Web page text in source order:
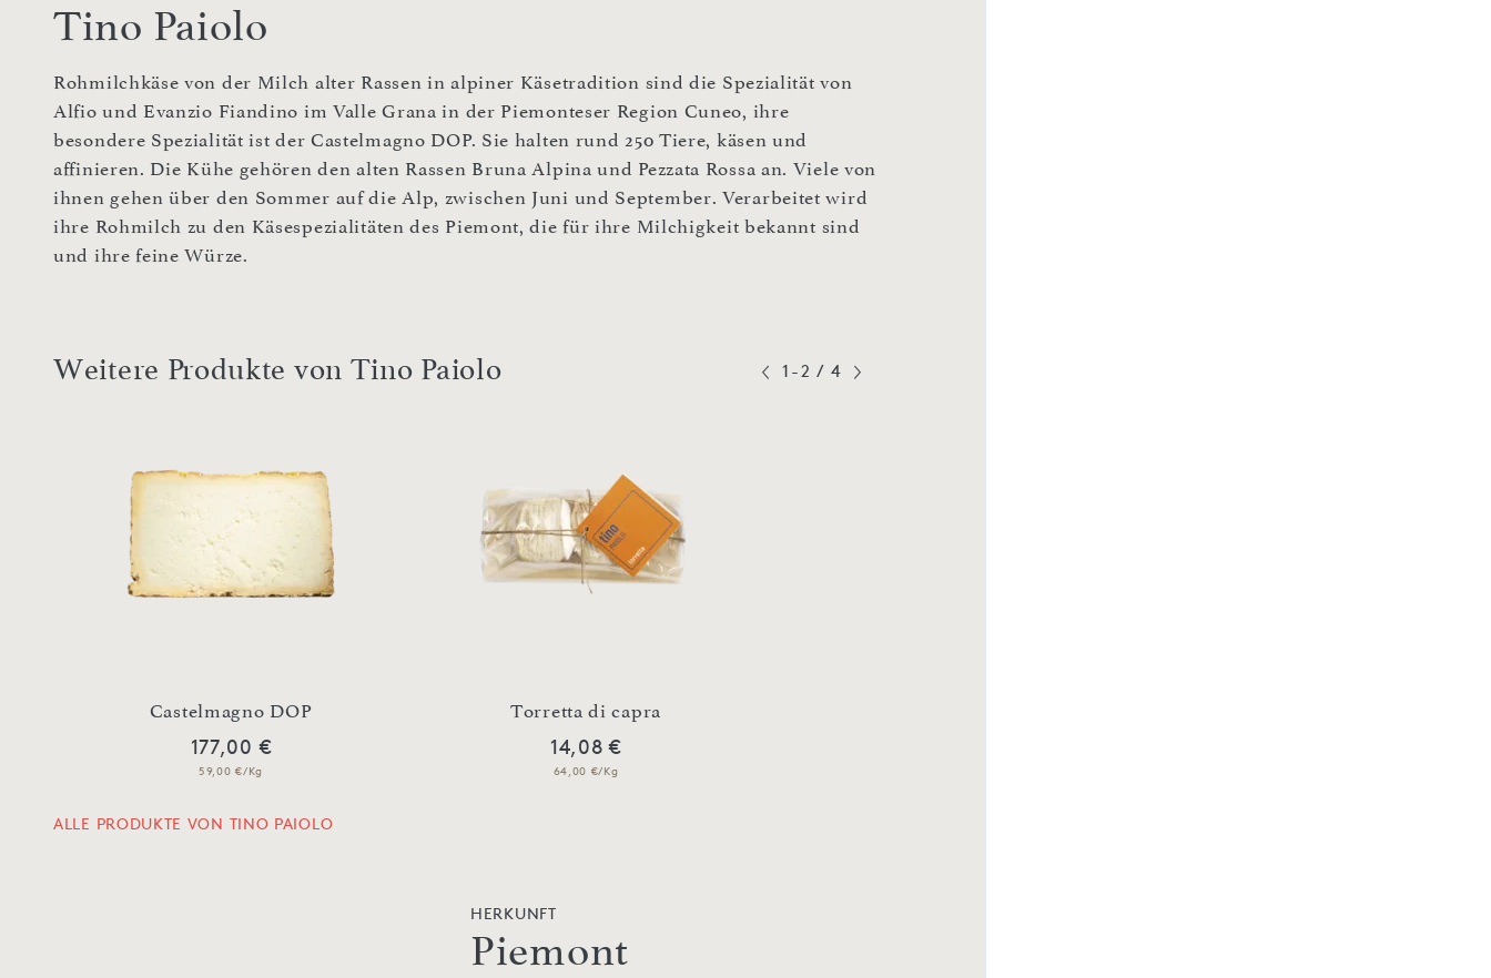
Tino Paiolo
Rohmilchkäse von der Milch alter Rassen in alpiner Käsetradition sind die Spezialität von
Alfio und Evanzio Fiandino im Valle Grana in der Piemonteser Region Cuneo, ihre
besondere Spezialität ist der Castelmagno DOP. Sie halten rund 250 Tiere, käsen und
affinieren. Die Kühe gehören den alten Rassen Bruna Alpina und Pezzata Rossa an. Viele von
ihnen gehen über den Sommer auf die Alp, zwischen Juni und September. Verarbeitet wird
ihre Rohmilch zu den Käsespezialitäten des Piemont, die für ihre Milchigkeit bekannt sind
und ihre feine Würze.
Weitere Produkte von Tino Paiolo
Castelmagno DOP
177,00 €
59,00 €/Kg
Torretta di capra
14,08 €
64,00 €/Kg
1-2 / 4
ALLE PRODUKTE VON TINO PAIOLO
HERKUNFT
Piemont